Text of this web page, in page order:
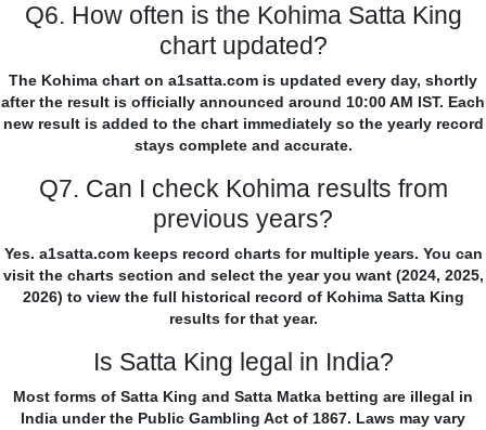
Q6. How often is the Kohima Satta King
chart updated?
The Kohima chart on a1satta.com is updated every day, shortly
after the result is officially announced around 10:00 AM IST. Each
new result is added to the chart immediately so the yearly record
stays complete and accurate.
Q7. Can I check Kohima results from
previous years?
Yes. a1satta.com keeps record charts for multiple years. You can
visit the charts section and select the year you want (2024, 2025,
2026) to view the full historical record of Kohima Satta King
results for that year.
Is Satta King legal in India?
Most forms of Satta King and Satta Matka betting are illegal in
India under the Public Gambling Act of 1867. Laws may vary